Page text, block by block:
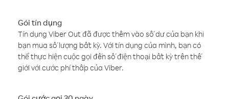
Gói tín dụng
Tín dụng Viber Out đã được thêm vào số dư của bạn khi
bạn mua số lượng bất kỳ. Với tín dụng của mình, bạn có
thể thực hiện cuộc gọi đến số điện thoại bất kỳ trên thế
giới với cước phí thấp của Viber.